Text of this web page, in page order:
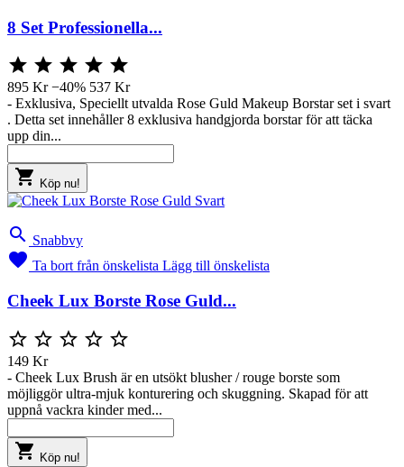
8 Set Professionella...
    
895 Kr −40% 537 Kr
- Exklusiva, Speciellt utvalda Rose Guld Makeup Borstar set i svart
. Detta set innehåller 8 exklusiva handgjorda borstar för att täcka
upp din...
 Köp nu!
 Snabbvy
 Ta bort från önskelista Lägg till önskelista
Cheek Lux Borste Rose Guld...
    
149 Kr
- Cheek Lux Brush är en utsökt blusher / rouge borste som
möjliggör ultra-mjuk konturering och skuggning. Skapad för att
uppnå vackra kinder med...
 Köp nu!